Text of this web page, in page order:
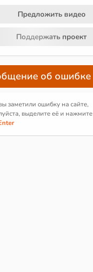
Предложить видео
Поддержать проект
об ошибке
заметили ошибку на сайте,
выделите её и нажмите